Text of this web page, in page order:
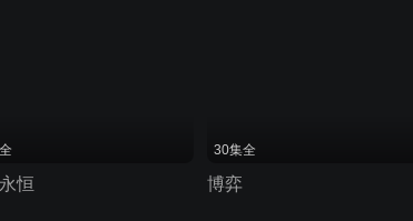
恒
30集全
博弈